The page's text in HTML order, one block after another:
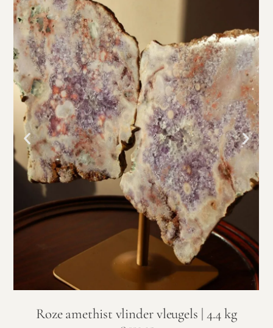
Roze amethist vlinder vleugels | 4.4 kg